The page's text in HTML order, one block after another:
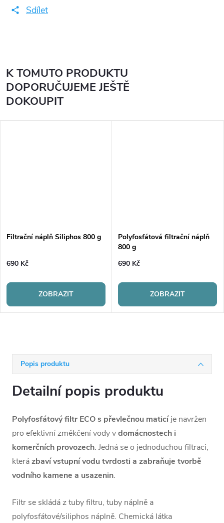
Sdílet
Popis produktu
Detailní popis produktu
Polyfosfátový filtr ECO s převlečnou maticíje navržen
pro efektivní změkčení vody vdomácnostech i
komerčních provozech. Jedná se o jednoduchou filtraci,
kterázbaví vstupní vodu tvrdosti a zabraňuje tvorbě
vodního kamene a usazenin.
Filtr se skládá z tuby filtru, tuby náplně a
polyfosfátové/siliphos náplně. Chemická látka
K TOMUTO PRODUKTU
DOPORUČUJEME JEŠTĚ
DOKOUPIT
Filtrační náplň Siliphos 800 g
690 Kč
ZOBRAZIT
Polyfosfátová filtrační náplň
800 g
690 Kč
ZOBRAZIT